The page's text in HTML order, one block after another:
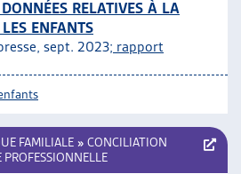
RELATIVES À LA
ENFANTS
sept. 2023; rapport
FAMILIALE » CONCILIATION
PROFESSIONNELLE